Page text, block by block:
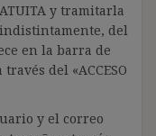
y tramitarla
del
en la barra de
del «ACCESO
y el correo